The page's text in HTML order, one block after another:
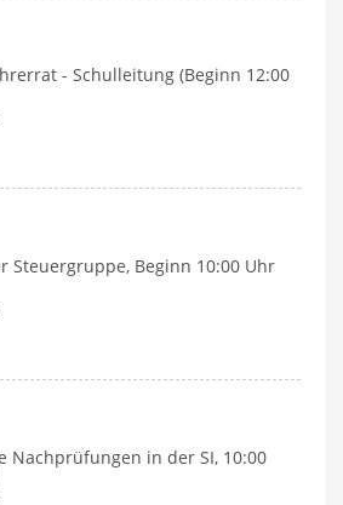
- Schulleitung (Beginn 12:00
Steuergruppe, Beginn 10:00 Uhr
Nachprüfungen in der SI, 10:00